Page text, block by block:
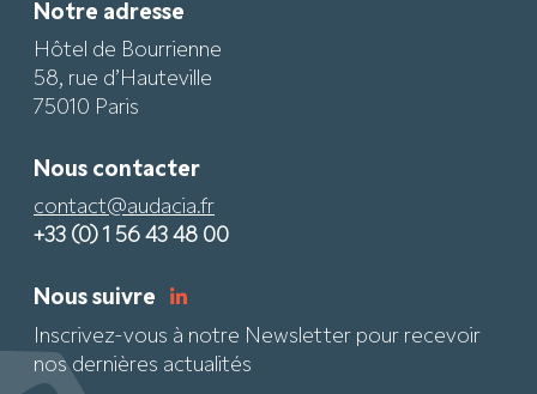
Notre adresse
Hôtel de Bourrienne
58, rue d’Hauteville
75010 Paris
Nous contacter
contact@audacia.fr
+33 (0) 1 56 43 48 00
Nous suivre
Inscrivez-vous à notre Newsletter pour recevoir
nos dernières actualités